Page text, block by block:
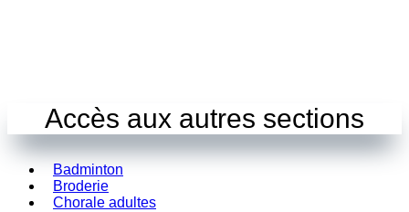
Accès aux autres sections
Badminton
Broderie
Chorale adultes